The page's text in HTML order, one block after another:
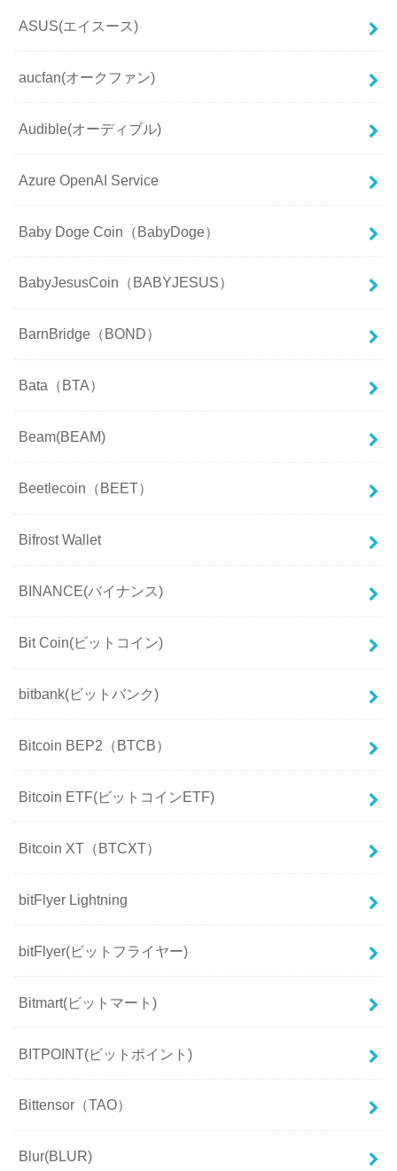
ASUS(エイスース)
aucfan(オークファン)
Audible(オーディブル)
Azure OpenAI Service
Baby Doge Coin（BabyDoge）
BabyJesusCoin（BABYJESUS）
BarnBridge（BOND）
Bata（BTA）
Beam(BEAM)
Beetlecoin（BEET）
Bifrost Wallet
BINANCE(バイナンス)
Bit Coin(ビットコイン)
bitbank(ビットバンク)
Bitcoin BEP2（BTCB）
Bitcoin ETF(ビットコインETF)
Bitcoin XT（BTCXT）
bitFlyer Lightning
bitFlyer(ビットフライヤー)
Bitmart(ビットマート)
BITPOINT(ビットポイント)
Bittensor（TAO）
Blur(BLUR)